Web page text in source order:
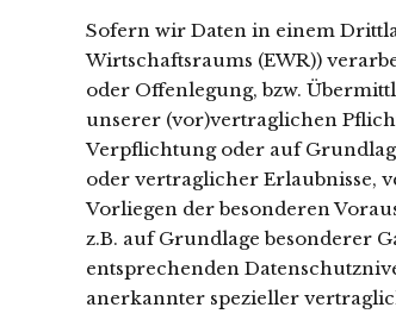
Sofern wir Daten in einem
Wirtschaftsraums (EWR))
oder Offenlegung, bzw.
unserer (vor)vertraglichen
Verpflichtung oder auf
oder vertraglicher Erlaubnisse,
Vorliegen der besonderen
z.B. auf Grundlage besonderer
entsprechenden
anerkannter spezieller